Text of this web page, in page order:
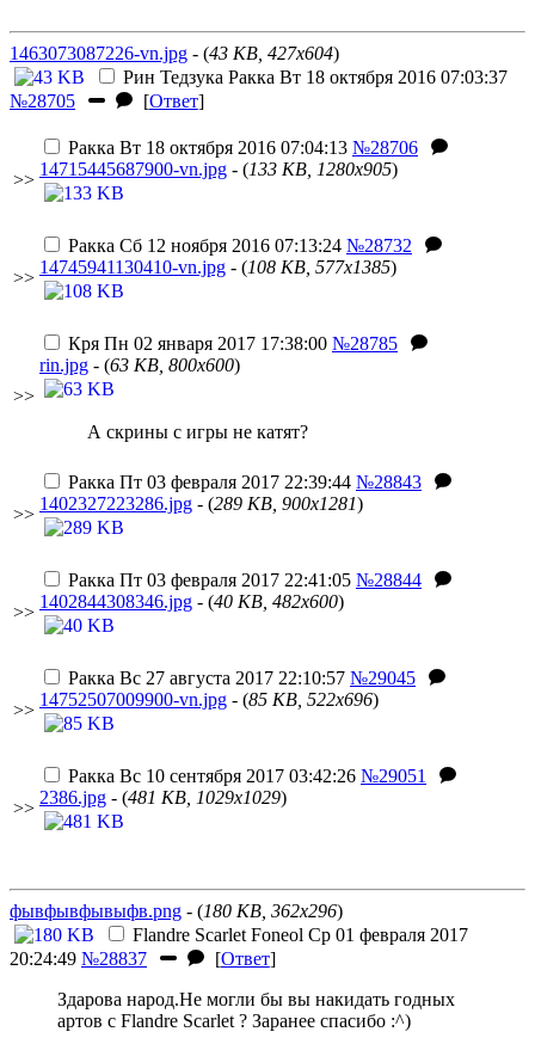
1463073087226-vn.jpg - (43 KB, 427x604)
Рин Тедзука Ракка Вт 18 октября 2016 07:03:37
№28705
[Ответ]
>>
Ракка Вт 18 октября 2016 07:04:13 №28706
14715445687900-vn.jpg - (133 KB, 1280x905)
>>
Ракка Сб 12 ноября 2016 07:13:24 №28732
14745941130410-vn.jpg - (108 KB, 577x1385)
>>
Кря Пн 02 января 2017 17:38:00 №28785
rin.jpg - (63 KB, 800x600)
А скрины с игры не катят?
>>
Ракка Пт 03 февраля 2017 22:39:44 №28843
1402327223286.jpg - (289 KB, 900x1281)
>>
Ракка Пт 03 февраля 2017 22:41:05 №28844
1402844308346.jpg - (40 KB, 482x600)
>>
Ракка Вс 27 августа 2017 22:10:57 №29045
14752507009900-vn.jpg - (85 KB, 522x696)
>>
Ракка Вс 10 сентября 2017 03:42:26 №29051
2386.jpg - (481 KB, 1029x1029)
фывфывфывыфв.png - (180 KB, 362x296)
Flandre Scarlet Foneol Ср 01 февраля 2017
20:24:49 №28837 [Ответ]
Здарова народ.Не могли бы вы накидать годных
артов с Flandre Scarlet ? Заранее спасибо :^)